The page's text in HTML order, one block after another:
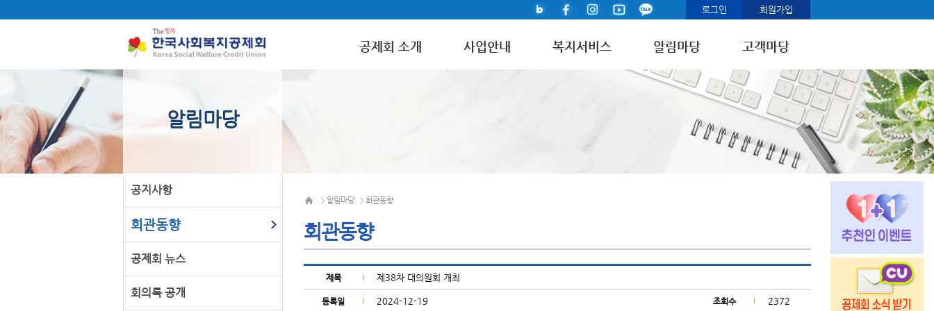
로그인 회원가입
공제회 소개 사업안내 복지서비스 알림마당 고객마당
알림마당
공지사항
회관동향
공제회 뉴스
회의록 공개
> 알림마당 > 회관동향
회관동향
제목 제38차 대의원회 개최
등록일 2024-12-19 조회수 2372